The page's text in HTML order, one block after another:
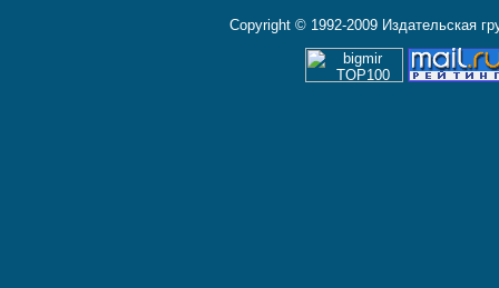
Copyright © 1992-2009 Издательская